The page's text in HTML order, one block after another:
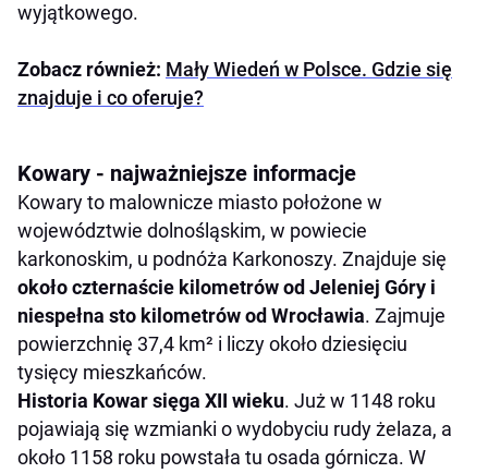
wyjątkowego.
Zobacz również: Mały Wiedeń w Polsce. Gdzie się
znajduje i co oferuje?
Kowary - najważniejsze informacje
Kowary to malownicze miasto położone w
województwie dolnośląskim, w powiecie
karkonoskim, u podnóża Karkonoszy. Znajduje się
około czternaście kilometrów od Jeleniej Góry i
niespełna sto kilometrów od Wrocławia. Zajmuje
powierzchnię 37,4 km² i liczy około dziesięciu
tysięcy mieszkańców.
Historia Kowar sięga XII wieku. Już w 1148 roku
pojawiają się wzmianki o wydobyciu rudy żelaza, a
około 1158 roku powstała tu osada górnicza. W